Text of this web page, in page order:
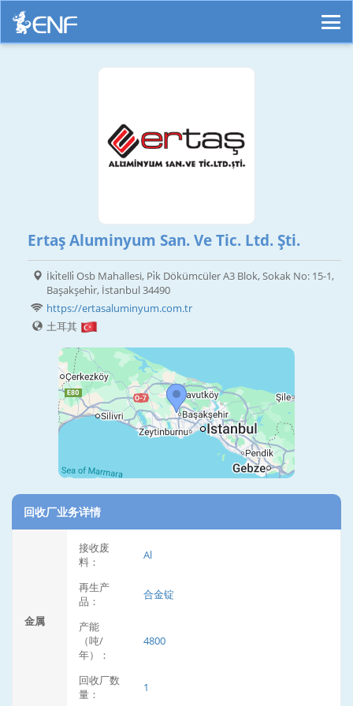
Ertaş Aluminyum San. Ve Tic. Ltd. Şti.
İki̇telli̇ Osb Mahallesi, Pi̇k Dökümcüler A3 Blok, Sokak No: 15-1,
Başakşehi̇r, İstanbul 34490
https://ertasaluminyum.com.tr
土耳其
回收厂业务详情
金属
接收废
料：
Al
再生产
品：
合金锭
产能
（吨/
年）：
4800
回收厂数
量：
1